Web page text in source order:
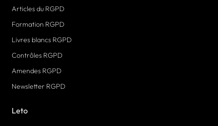
Articles du RGPD
Formation RGPD
Livres blancs RGPD
Contrôles RGPD
Amendes RGPD
Newsletter RGPD
Leto